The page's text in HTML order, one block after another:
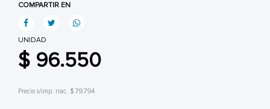
COMPARTIR EN
UNIDAD
$ 96.550
Precio s/imp. nac. $ 79.794